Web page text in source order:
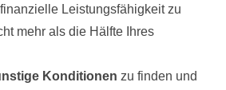
Leistungsfähigkeit zu
mehr als die Hälfte Ihres
Konditionen zu finden und